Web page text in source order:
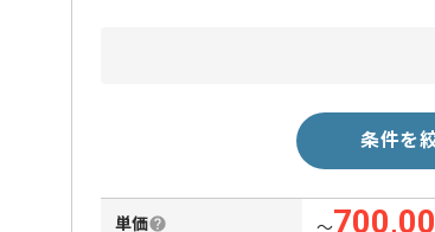
条件を
単価 〜